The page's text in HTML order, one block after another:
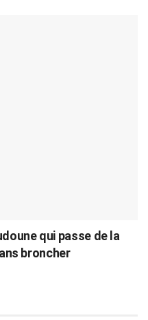
qui passe de la
broncher